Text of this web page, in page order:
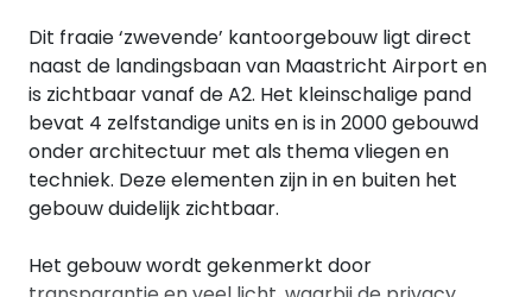
Dit fraaie ‘zwevende’ kantoorgebouw ligt direct
naast de landingsbaan van Maastricht Airport en
is zichtbaar vanaf de A2. Het kleinschalige pand
bevat 4 zelfstandige units en is in 2000 gebouwd
onder architectuur met als thema vliegen en
techniek. Deze elementen zijn in en buiten het
gebouw duidelijk zichtbaar.
Het gebouw wordt gekenmerkt door